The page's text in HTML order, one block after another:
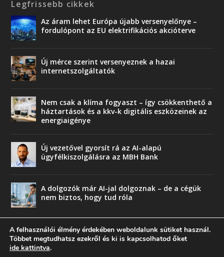
Legfrissebb cikkek
Az áram lehet Európa újabb versenyelőnye –
fordulópont az EU elektrifikációs akcióterve
Új mérce szerint versenyeznek a hazai
internetszolgáltatók
Nem csak a klíma fogyaszt – így csökkenthető a
háztartások és a kkv-k digitális eszközeinek az
energiaigénye
Új vezetővel gyorsít rá az AI-alapú
ügyfélkiszolgálásra az MBH Bank
A dolgozók már AI-jal dolgoznak – de a cégük
nem biztos, hogy tud róla
A felhasználói élmény érdekében weboldalunk sütiket használ.
Többet megtudhatsz ezekről és ki is kapcsolhatod őket
ide kattintva.